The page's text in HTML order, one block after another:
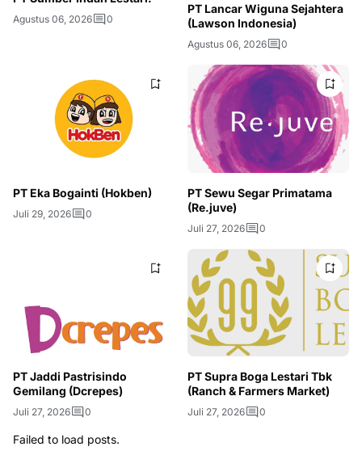
Agustus 06, 2026 0
PT Lancar Wiguna Sejahtera
(Lawson Indonesia)
Agustus 06, 2026 0
PT Eka Bogainti (Hokben)
Juli 29, 2026 0
PT Sewu Segar Primatama
(Re.juve)
Juli 27, 2026 0
PT Jaddi Pastrisindo
Gemilang (Dcrepes)
Juli 27, 2026 0
PT Supra Boga Lestari Tbk
(Ranch & Farmers Market)
Juli 27, 2026 0
Failed to load posts.